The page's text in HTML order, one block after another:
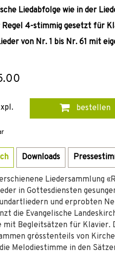
Liedabfolge wie in der
Regel 4-stimmig gesetzt für
von Nr. 1 bis Nr. 61 mit
bestellen
Downloads
Liedersammlung
in Gottesdiensten
und erprobten
die Evangelische
mit Begleitsätzen für Klavier.
grösstenteils von
Melodiestimme in den